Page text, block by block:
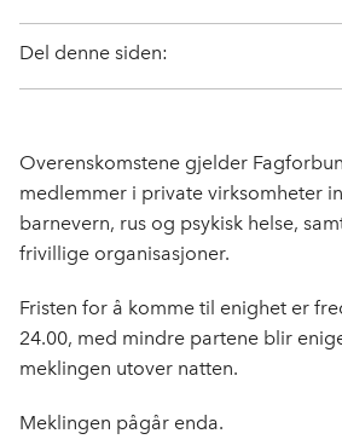
Del denne siden:
Overenskomstene gjelder
medlemmer i private virksomheter
barnevern, rus og psykisk helse,
frivillige organisasjoner.
Fristen for å komme til enighet er
24.00, med mindre partene blir
meklingen utover natten.
Meklingen pågår enda.